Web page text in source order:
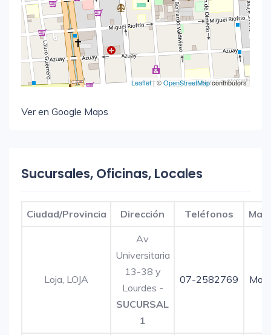
Leaflet | ©OpenStreetMapcontributors
Ver en Google Maps
Sucursales, Oficinas, Locales
Ciudad/Provincia Dirección Teléfonos
Loja, LOJA
Av
Universitaria
13-38 y
Lourdes -
SUCURSAL
1
07-2582769